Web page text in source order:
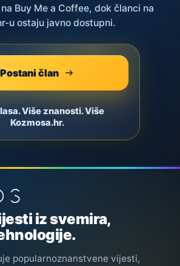
Buy Me a Coffee, dok članci na
u ostaju javno dostupni.
Postani član
Više znanosti. Više
Kozmosa.hr.
iz svemira,
popularnoznanstvene vijesti,